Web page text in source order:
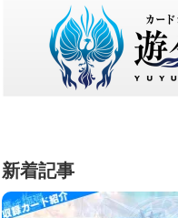
新着記事